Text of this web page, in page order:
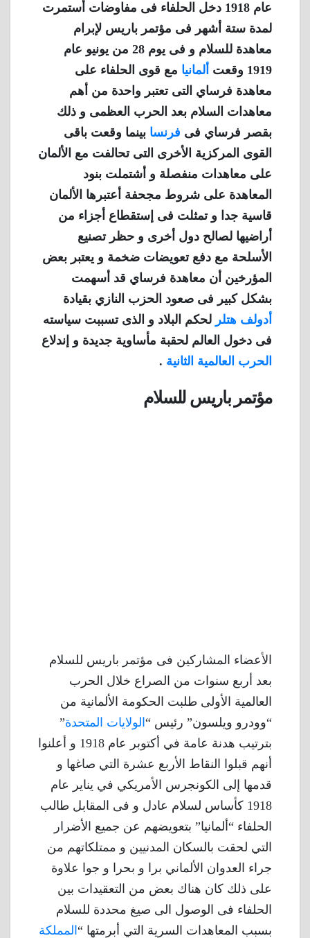
عام 1918 دخل الحلفاء فى مفاوضات أستمرت
لمدة ستة أشهر فى مؤتمر باريس لإبرام
معاهدة للسلام و فى يوم 28 من يونيو عام
1919 وقعت
ألمانيا مع قوى الحلفاء على
معاهدة فرساي التى تعتبر واحدة من أهم
معاهدات السلام بعد الحرب العظمى و ذلك
بقصر فرساي فى فرنسا بينما وقعت باقى
القوى المركزية الأخرى التى تحالفت مع الألمان
على معاهدات منفصلة و أشتملت بنود
المعاهدة على شروط مجحفة أعتبرها الألمان
قاسية جدا و تمثلت فى إستقطاع أجزاء من
أراضيها لصالح دول أخرى و حظر تصنيع
الأسلحة مع دفع تعويضات ضخمة و يعتبر بعض
المؤرخين أن معاهدة فرساي قد أسهمت
بشكل كبير فى صعود الحزب النازي بقيادة
أدولف هتلر لحكم البلاد و الذى تسببت سياسته
فى دخول العالم لحقبة مأساوية جديدة و إندلاع
الحرب العالمية الثانية .
مؤتمر باريس للسلام
الأعضاء المشاركين فى مؤتمر باريس للسلام
بعد أربع سنوات من الصراع خلال الحرب
العالمية الأولى طلبت الحكومة الألمانية من
“وودرو ويلسون” رئيس “ الولايات المتحدة”
بترتيب هدنة عامة في أكتوبر عام 1918 و أعلنوا
أنهم قبلوا النقاط الأربع عشرة التي صاغها و
قدمها إلى الكونجرس الأمريكي في يناير عام
1918 كأساس لسلام عادل و فى المقابل طالب
الحلفاء “ألمانيا” بتعويضهم عن جميع الأضرار
التي لحقت بالسكان المدنيين و ممتلكاتهم من
جراء العدوان الألماني برا و بحرا و جوا علاوة
على ذلك كان هناك بعض من التعقيدات بين
الحلفاء فى الوصول الى صيغ محددة للسلام
بسبب المعاهدات السرية التي أبرمتها “ المملكة